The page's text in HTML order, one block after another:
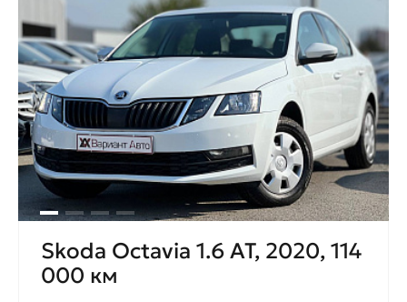
Skoda Octavia 1.6 AT, 2020, 114
000 км